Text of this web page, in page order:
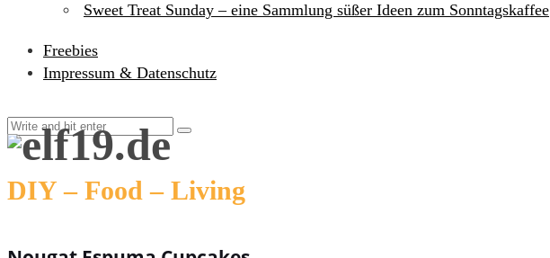
Sweet Treat Sunday – eine Sammlung süßer Ideen zum Sonntagskaffee
Freebies
Impressum & Datenschutz
DIY – Food – Living